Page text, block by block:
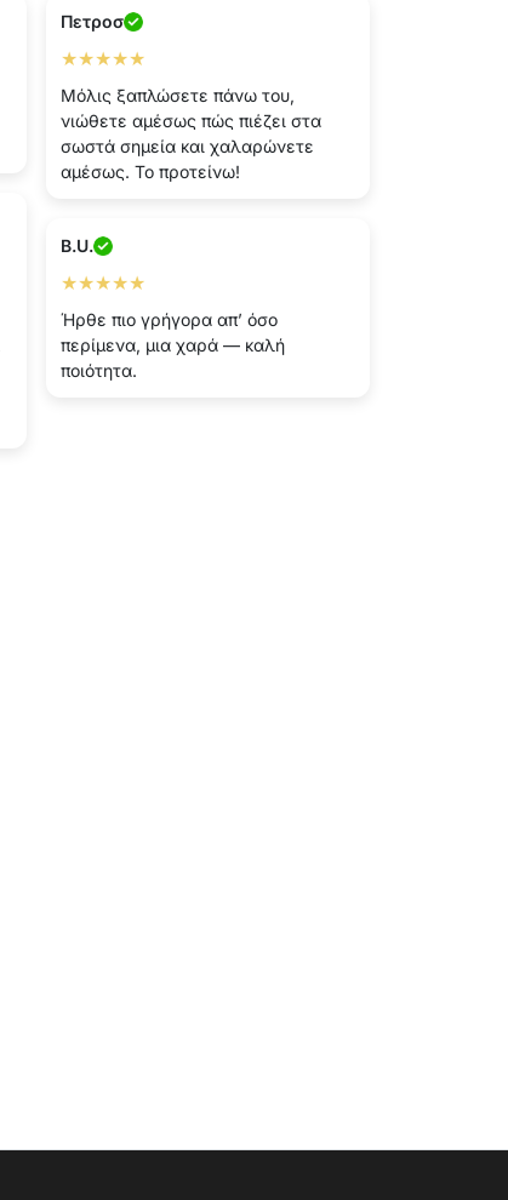
Πετροσ
★★★★★
Μόλις ξαπλώσετε πάνω του,
νιώθετε αμέσως πώς πιέζει στα
σωστά σημεία και χαλαρώνετε
αμέσως. Το προτείνω!
B.U.
★★★★★
Ήρθε πιο γρήγορα απ’ όσο
περίμενα, μια χαρά — καλή
ποιότητα.